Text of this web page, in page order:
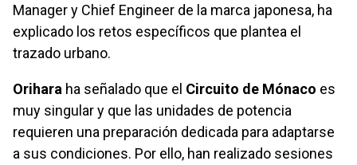
Manager y Chief Engineer de la marca japonesa, ha
explicado los retos específicos que plantea el
trazado urbano.
Orihara ha señalado que el Circuito de Mónaco es
muy singular y que las unidades de potencia
requieren una preparación dedicada para adaptarse
a sus condiciones. Por ello, han realizado sesiones